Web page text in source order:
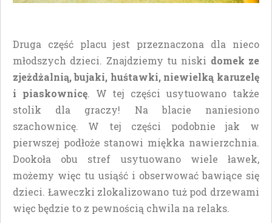
Druga część placu jest przeznaczona dla nieco
młodszych dzieci. Znajdziemy tu niski domek ze
zjeżdżalnią, bujaki, huśtawki, niewielką karuzelę
i piaskownicę. W tej części usytuowano także
stolik dla graczy! Na blacie naniesiono
szachownicę. W tej części podobnie jak w
pierwszej podłoże stanowi miękka nawierzchnia.
Dookoła obu stref usytuowano wiele ławek,
możemy więc tu usiąść i obserwować bawiące się
dzieci. Ławeczki zlokalizowano tuż pod drzewami
więc będzie to z pewnością chwila na relaks.